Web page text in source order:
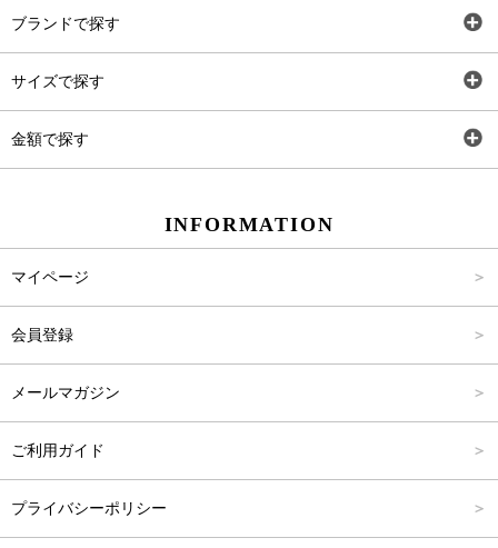
ブランドで探す
サイズで探す
金額で探す
2,001円～4,000円
INFORMATION
マイページ
会員登録
メールマガジン
ご利用ガイド
プライバシーポリシー